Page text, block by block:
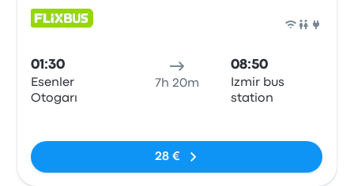
01:30
Esenler
Otogarı
7h 20m
08:50
Izmir bus
station
28 €